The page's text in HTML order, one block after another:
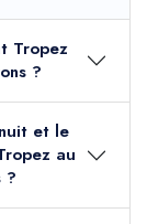
Tropez
?
et le
au
?